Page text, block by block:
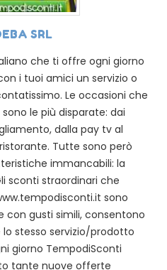
SRL
che ti offre ogni giorno
i tuoi amici un servizio o
Le occasioni che
le più disparate: dai
dalla pay tv al
Tutte sono però
immancabili: la
sconti straordinari che
sono
con gusti simili, consentono
stesso servizio/prodotto
giorno TempodiSconti
tante nuove offerte